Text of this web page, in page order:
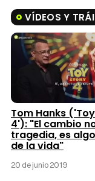
VÍDEOS Y
Tom Hanks
4'): "El cambio
tragedia, es
de la vida"
20 de junio 2019